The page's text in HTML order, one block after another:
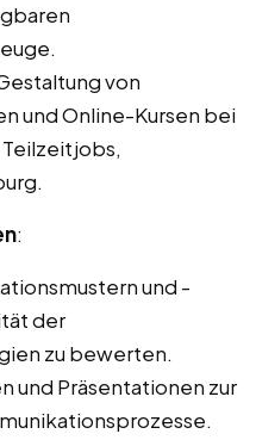
von
und Online-Kursen bei
:
und -
der
zu bewerten.
und Präsentationen zur